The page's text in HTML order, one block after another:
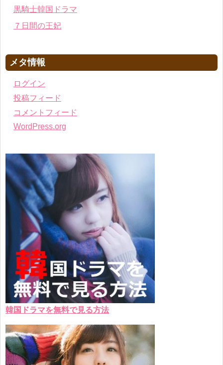
黒騎士韓国ドラマ
７日間の王妃
メタ情報
ログイン
投稿フィード
コメントフィード
WordPress.org
韓国ドラマを無料で見る方法